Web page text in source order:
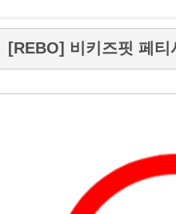
[REBO] 비키즈핏 페티